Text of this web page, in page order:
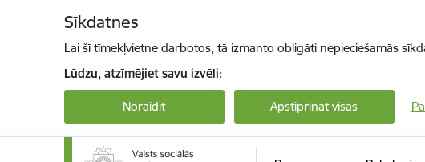
Sīkdatnes
Lai šī tīmekļvietne darbotos, tā izmanto obligāti nepieciešamās
Lūdzu, atzīmējiet savu izvēli:
Noraidīt Apstiprināt visas